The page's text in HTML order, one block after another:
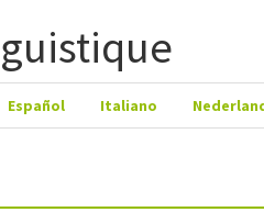
Español Italiano